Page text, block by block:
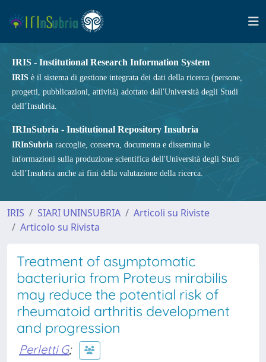
IRIS - Institutional Research Information System
IRIS è il sistema di gestione integrata dei dati della ricerca (persone,
progetti, pubblicazioni, attività) adottato dall'Università degli Studi
dell’Insubria.
IRInSubria - Institutional Repository Insubria
IRInSubria raccoglie, conserva, documenta e dissemina le
informazioni sulla produzione scientifica dell'Università degli Studi
dell’Insubria anche ai fini della valutazione della ricerca.
IRIS SIARI UNINSUBRIA
Articoli su Riviste
Articolo su Rivista
Treatment of asymptomatic
bacteriuria from Proteus mirabilis
may reduce the potential risk of
rheumatoid arthritis development
and progression
Perletti G;